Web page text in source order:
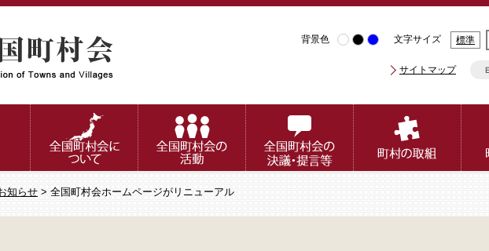
背景色 文字サイズ 標準
サイトマップ
知らせ > 全国町村会ホームページがリニューアル